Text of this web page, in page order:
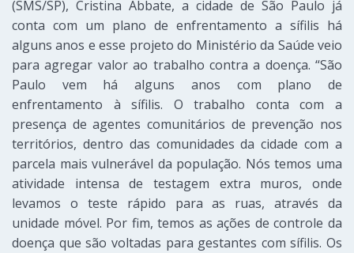
(SMS/SP), Cristina Abbate, a cidade de São Paulo já
conta com um plano de enfrentamento a sífilis há
alguns anos e esse projeto do Ministério da Saúde veio
para agregar valor ao trabalho contra a doença. “São
Paulo vem há alguns anos com plano de
enfrentamento à sífilis. O trabalho conta com a
presença de agentes comunitários de prevenção nos
territórios, dentro das comunidades da cidade com a
parcela mais vulnerável da população. Nós temos uma
atividade intensa de testagem extra muros, onde
levamos o teste rápido para as ruas, através da
unidade móvel. Por fim, temos as ações de controle da
doença que são voltadas para gestantes com sífilis. Os